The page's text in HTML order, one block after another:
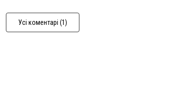
Усі коментарі (1)